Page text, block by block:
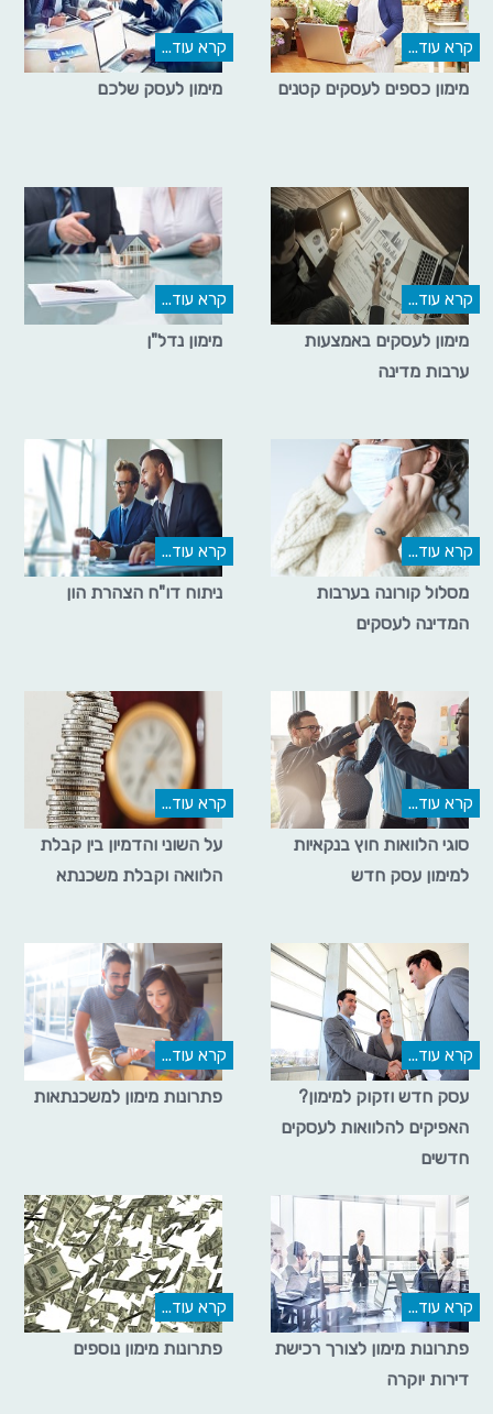
קרא עוד...
מימון כספים לעסקים קטנים
קרא עוד...
מימון לעסק שלכם
קרא עוד...
מימון לעסקים באמצעות
ערבות מדינה
קרא עוד...
מימון נדל"ן
קרא עוד...
מסלול קורונה בערבות
המדינה לעסקים
קרא עוד...
ניתוח דו"ח הצהרת הון
קרא עוד...
סוגי הלוואות חוץ בנקאיות
למימון עסק חדש
קרא עוד...
על השוני והדמיון בין קבלת
הלוואה וקבלת משכנתא
קרא עוד...
עסק חדש וזקוק למימון?
האפיקים להלוואות לעסקים
חדשים
קרא עוד...
פתרונות מימון למשכנתאות
קרא עוד...
פתרונות מימון לצורך רכישת
דירות יוקרה
קרא עוד...
פתרונות מימון נוספים